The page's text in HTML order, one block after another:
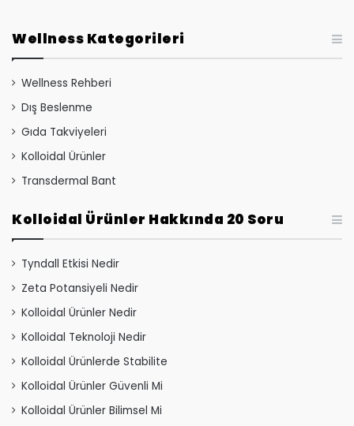
Wellness Kategorileri
Wellness Rehberi
Dış Beslenme
Gıda Takviyeleri
Kolloidal Ürünler
Transdermal Bant
Kolloidal Ürünler Hakkında 20 Soru
Tyndall Etkisi Nedir
Zeta Potansiyeli Nedir
Kolloidal Ürünler Nedir
Kolloidal Teknoloji Nedir
Kolloidal Ürünlerde Stabilite
Kolloidal Ürünler Güvenli Mi
Kolloidal Ürünler Bilimsel Mi